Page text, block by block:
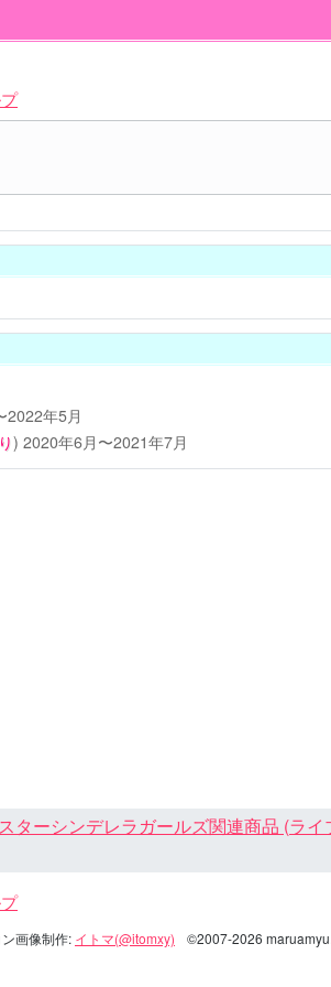
2022年5月
) 2020年6月〜2021年7月
ターシンデレラガールズ関連商品 (ラ
画像制作: イトマ(@itomxy) ©2007-2026